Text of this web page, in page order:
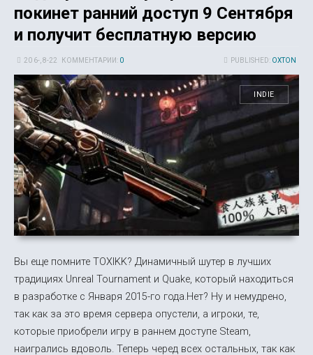
покинет ранний доступ 9 Сентября
и получит бесплатную версию
PUBLISHED: OXTON
20 6-, 8-22 КОММЕНТАРИИ: 0
INDIE
Вы еще помните TOXIKK? Динамичный шутер в лучших
традициях Unreal Tournament и Quake, который находиться
в разработке с Января 2015-го года.Нет? Ну и немудрено,
так как за это время сервера опустели, а игроки, те,
которые приобрели игру в раннем доступе Steam,
наигрались вдоволь. Теперь черед всех остальных, так как